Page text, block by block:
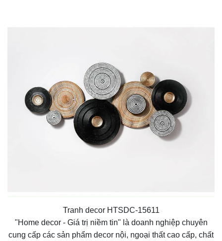
Tranh decor HTSDC-15611
"Home decor - Giá trị niềm tin" là doanh nghiệp chuyên
cung cấp các sản phẩm decor nội, ngoại thất cao cấp, chất